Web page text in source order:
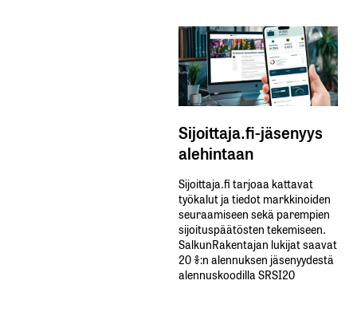
Sijoittaja.fi-jäsenyys
alehintaan
Sijoittaja.fi tarjoaa kattavat
työkalut ja tiedot markkinoiden
seuraamiseen sekä parempien
sijoituspäätösten tekemiseen.
SalkunRakentajan lukijat saavat
20 %:n alennuksen jäsenyydestä
alennuskoodilla SRSI20